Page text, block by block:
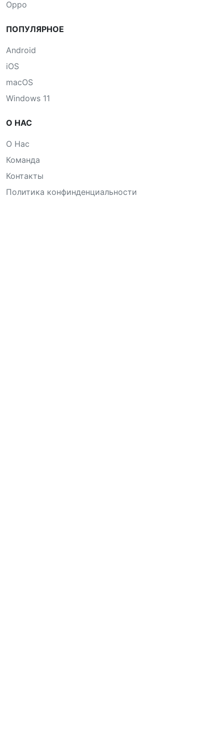
Oppo
ПОПУЛЯРНОЕ
Android
iOS
macOS
Windows 11
О НАС
О Нас
Команда
Контакты
Политика конфинденциальности